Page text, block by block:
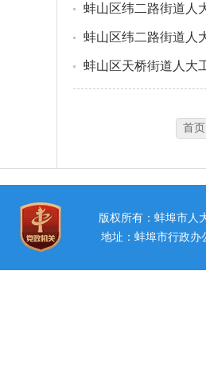
蚌山区纬二路街道人
蚌山区纬二路街道人
蚌山区天桥街道人大
首页
版权所有：蚌埠市
地址：蚌埠市行政